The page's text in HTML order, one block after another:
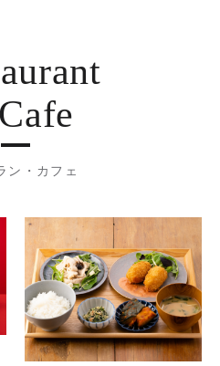
ン・カフェ